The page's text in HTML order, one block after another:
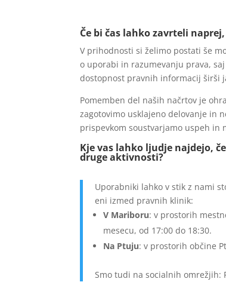
Če bi čas lahko zavrteli
V prihodnosti si želimo postati še
o uporabi in razumevanju prava,
dostopnost pravnih informacij širši
Pomemben del naših načrtov je
zagotovimo usklajeno delovanje in
prispevkom soustvarjamo uspeh in
Kje vas lahko ljudje najdejo,
druge aktivnosti?
Uporabniki lahko v stik z nami
eni izmed pravnih klinik:
V Mariboru: v prostorih
mesecu, od 17:00 do 18:30.
Na Ptuju: v prostorih občine
Smo tudi na socialnih omrežjih: